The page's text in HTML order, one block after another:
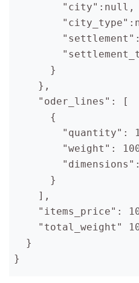
        "city":null,
      }
    },
    "oder_lines": [
      {
"quantity":
"weight":
      }
    ],
"items_price":
"total_weight"
  }